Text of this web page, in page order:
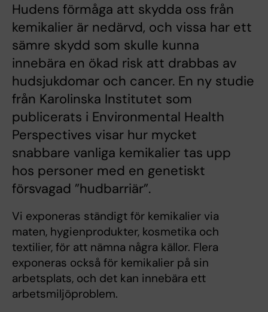
Hudens förmåga att skydda oss från
kemikalier är nedärvd, och vissa har ett
sämre skydd som skulle kunna
innebära en ökad risk att drabbas av
hudsjukdomar och cancer. En ny studie
från Karolinska Institutet som
publicerats i Environmental Health
Perspectives visar hur mycket
snabbare vanliga kemikalier tas upp
hos personer med en genetiskt
försvagad ”hudbarriär”.
Vi exponeras ständigt för kemikalier via
maten, hygienprodukter, kosmetika och
textilier, för att nämna några källor. Flera
exponeras också för kemikalier på sin
arbetsplats, och det kan innebära ett
arbetsmiljöproblem.